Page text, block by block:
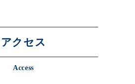
アクセス
Access